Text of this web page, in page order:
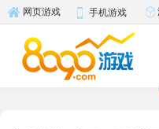
网页游戏 手机游戏